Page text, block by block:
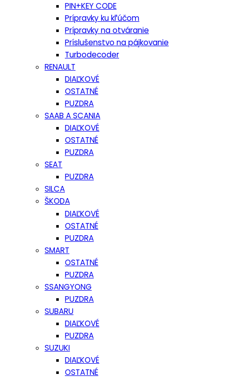
PIN+KEY CODE
Prípravky ku kľúčom
Prípravky na otváranie
Príslušenstvo na pájkovanie
Turbodecoder
RENAULT
DIAĽKOVÉ
OSTATNÉ
PUZDRA
SAAB A SCANIA
DIAĽKOVÉ
OSTATNÉ
PUZDRA
SEAT
PUZDRA
SILCA
ŠKODA
DIAĽKOVÉ
OSTATNÉ
PUZDRA
SMART
OSTATNÉ
PUZDRA
SSANGYONG
PUZDRA
SUBARU
DIAĽKOVÉ
PUZDRA
SUZUKI
DIAĽKOVÉ
OSTATNÉ